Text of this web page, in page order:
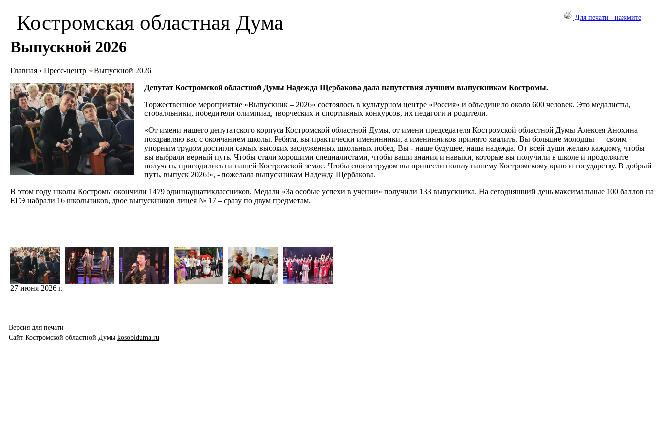
Для печати - нажмите
Костромская областная Дума
Выпускной 2026
Главная › Пресс-центр
Выпускной 2026
Депутат Костромской областной Думы Надежда Щербакова дала напутствия лучшим выпускникам Костромы.
Торжественное мероприятие «Выпускник – 2026» состоялось в культурном центре «Россия» и объединило около 600 человек. Это медалисты,
стобалльники, победители олимпиад, творческих и спортивных конкурсов, их педагоги и родители.
«От имени нашего депутатского корпуса Костромской областной Думы, от имени председателя Костромской областной Думы Алексея Анохина
поздравляю вас с окончанием школы. Ребята, вы практически именинники, а именинников принято хвалить. Вы большие молодцы — своим
упорным трудом достигли самых высоких заслуженных школьных побед. Вы - наше будущее, наша надежда. От всей души желаю каждому, чтобы
вы выбрали верный путь. Чтобы стали хорошими специалистами, чтобы ваши знания и навыки, которые вы получили в школе и продолжите
получать, пригодились на нашей Костромской земле. Чтобы своим трудом вы принесли пользу нашему Костромскому краю и государству. В добрый
путь, выпуск 2026!», - пожелала выпускникам Надежда Щербакова.
В этом году школы Костромы окончили 1479 одиннадцатиклассников. Медали «За особые успехи в учении» получили 133 выпускника. На сегодняшний день максимальные 100 баллов на
ЕГЭ набрали 16 школьников, двое выпускников лицея № 17 – сразу по двум предметам.
27 июня 2026 г.
Версия для печати
Сайт Костромской областной Думы kosoblduma.ru